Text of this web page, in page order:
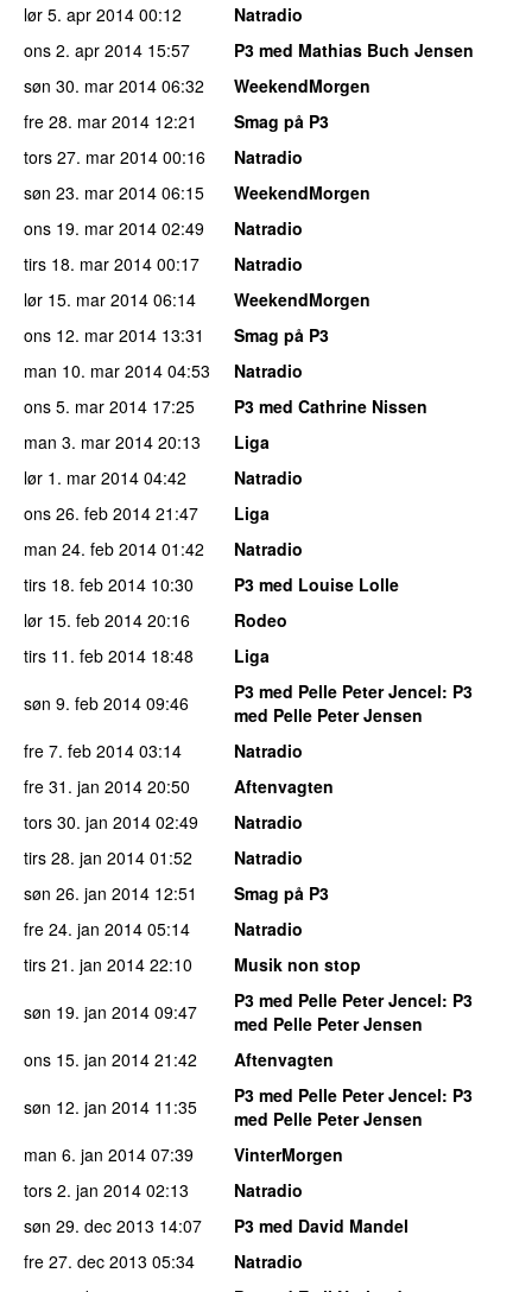
lør 5. apr 2014 00:12
Natradio
ons 2. apr 2014 15:57
P3 med Mathias Buch Jensen
søn 30. mar 2014 06:32
WeekendMorgen
fre 28. mar 2014 12:21
Smag på P3
tors 27. mar 2014 00:16
Natradio
søn 23. mar 2014 06:15
WeekendMorgen
ons 19. mar 2014 02:49
Natradio
tirs 18. mar 2014 00:17
Natradio
lør 15. mar 2014 06:14
WeekendMorgen
ons 12. mar 2014 13:31
Smag på P3
man 10. mar 2014 04:53
Natradio
ons 5. mar 2014 17:25
P3 med Cathrine Nissen
man 3. mar 2014 20:13
Liga
lør 1. mar 2014 04:42
Natradio
ons 26. feb 2014 21:47
Liga
man 24. feb 2014 01:42
Natradio
tirs 18. feb 2014 10:30
P3 med Louise Lolle
lør 15. feb 2014 20:16
Rodeo
tirs 11. feb 2014 18:48
Liga
søn 9. feb 2014 09:46 P3 med Pelle Peter Jencel: P3
med Pelle Peter Jensen
fre 7. feb 2014 03:14
Natradio
fre 31. jan 2014 20:50
Aftenvagten
tors 30. jan 2014 02:49
Natradio
tirs 28. jan 2014 01:52
Natradio
søn 26. jan 2014 12:51
Smag på P3
fre 24. jan 2014 05:14
Natradio
tirs 21. jan 2014 22:10
Musik non stop
søn 19. jan 2014 09:47 P3 med Pelle Peter Jencel: P3
med Pelle Peter Jensen
ons 15. jan 2014 21:42
Aftenvagten
søn 12. jan 2014 11:35 P3 med Pelle Peter Jencel: P3
med Pelle Peter Jensen
man 6. jan 2014 07:39
VinterMorgen
tors 2. jan 2014 02:13
Natradio
søn 29. dec 2013 14:07
P3 med David Mandel
fre 27. dec 2013 05:34
Natradio